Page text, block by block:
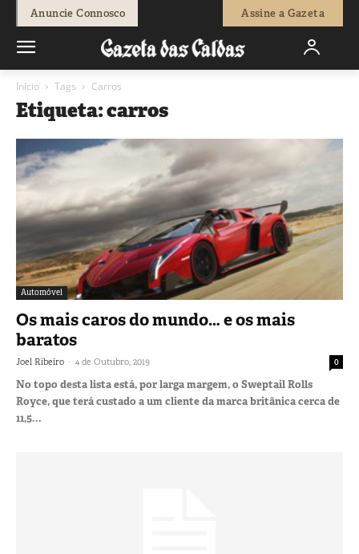
Anuncie Connosco Assine a Gazeta
Início Tags Carros
Etiqueta: carros
Automóvel
Os mais caros do mundo… e os mais
baratos
Joel Ribeiro - 4 de Outubro, 2019 0
No topo desta lista está, por larga margem, o Sweptail Rolls
Royce, que terá custado a um cliente da marca britânica cerca de
11,5...